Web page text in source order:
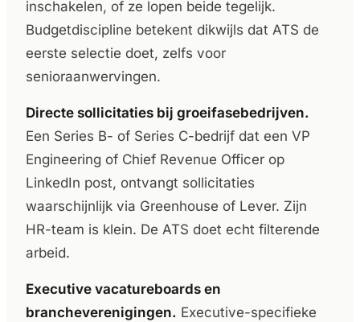
inschakelen, of ze lopen beide tegelijk.
Budgetdiscipline betekent dikwijls dat ATS de
eerste selectie doet, zelfs voor
senioraanwervingen.
Directe sollicitaties bij groeifasebedrijven.
Een Series B- of Series C-bedrijf dat een VP
Engineering of Chief Revenue Officer op
LinkedIn post, ontvangt sollicitaties
waarschijnlijk via Greenhouse of Lever. Zijn
HR-team is klein. De ATS doet echt filterende
arbeid.
Executive vacatureboards en
brancheverenigingen. Executive-specifieke